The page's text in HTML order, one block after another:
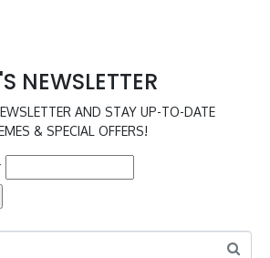
NEWSLETTER
AND STAY UP-TO-DATE
& SPECIAL OFFERS!